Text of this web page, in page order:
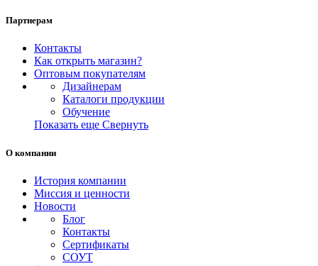
Партнерам
Контакты
Как открыть магазин?
Оптовым покупателям
Дизайнерам
Каталоги продукции
Обучение
Показать еще Свернуть
О компании
История компании
Миссия и ценности
Новости
Блог
Контакты
Сертификаты
СОУТ